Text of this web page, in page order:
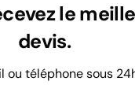
le
devis.
ou téléphone sous